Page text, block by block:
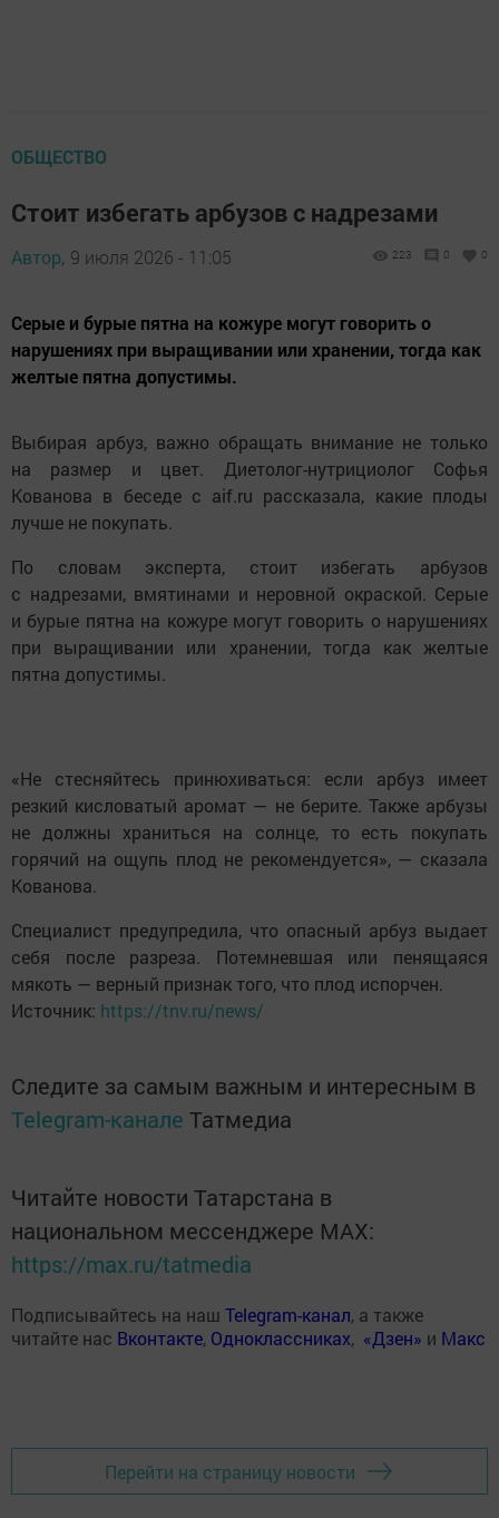
ОБЩЕСТВО
Стоит избегать арбузов с надрезами
Автор, 9 июля 2026 - 11:05 223 0 0
Серые и бурые пятна на кожуре могут говорить о
нарушениях при выращивании или хранении, тогда как
желтые пятна допустимы.
Выбирая арбуз, важно обращать внимание не только
на размер и цвет. Диетолог-нутрициолог Софья
Кованова в беседе с aif.ru рассказала, какие плоды
лучше не покупать.
По словам эксперта, стоит избегать арбузов
с надрезами, вмятинами и неровной окраской. Серые
и бурые пятна на кожуре могут говорить о нарушениях
при выращивании или хранении, тогда как желтые
пятна допустимы.
«Не стесняйтесь принюхиваться: если арбуз имеет
резкий кисловатый аромат — не берите. Также арбузы
не должны храниться на солнце, то есть покупать
горячий на ощупь плод не рекомендуется», — сказала
Кованова.
Специалист предупредила, что опасный арбуз выдает
себя после разреза. Потемневшая или пенящаяся
мякоть — верный признак того, что плод испорчен.
Источник: https://tnv.ru/news/
Следите за самым важным и интересным в
Telegram-канале Татмедиа
Читайте новости Татарстана в
национальном мессенджере MАХ:
https://max.ru/tatmedia
Подписывайтесь на наш Telegram-канал, а также
читайте нас Вконтакте, Одноклассниках, «Дзен» и Макс
Перейти на страницу новости